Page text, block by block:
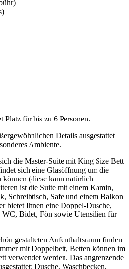
Platz für bis zu 6 Personen.
Details ausgestattet
Ambiente.
die Master-Suite mit King Size Bett
sich eine Glasöffnung um die
können (diese kann natürlich
ist die Suite mit einem Kamin,
Schreibtisch, Safe und einem Balkon
bietet Ihnen eine Doppel-Dusche,
WC, Bidet, Fön sowie Utensilien für
gestalteten Aufenthaltsraum finden
mit Doppelbett, Betten können im
verwendet werden. Das angrenzende
Dusche, Waschbecken,